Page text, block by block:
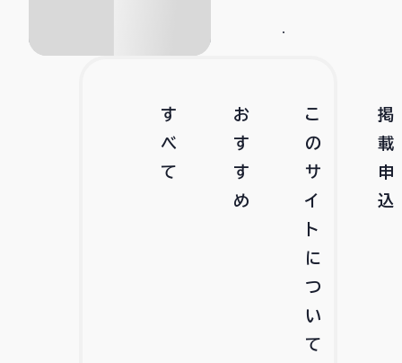
す
べ
て
お
す
す
め
こ
の
サ
イ
ト
に
つ
い
て
掲
載
申
込